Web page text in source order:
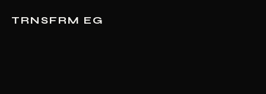
TRNSFRM EG